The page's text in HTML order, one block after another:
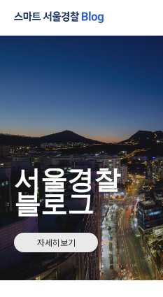
서울경찰
블로그
자세히보기